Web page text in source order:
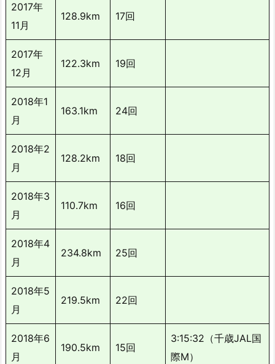
2017年
11月
128.9km 17回
2017年
12月
122.3km 19回
2018年1
月
163.1km 24回
2018年2
月
128.2km 18回
2018年3
月
110.7km 16回
2018年4
月
234.8km 25回
2018年5
月
219.5km 22回
2018年6
月
190.5km 15回
3:15:32（千歳JAL国
際M）